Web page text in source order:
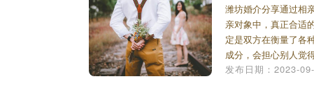
潍坊婚介分享通过相
亲对象中，真正合适
定是双方在衡量了各
成分，会担心别人觉
发布日期：2023-